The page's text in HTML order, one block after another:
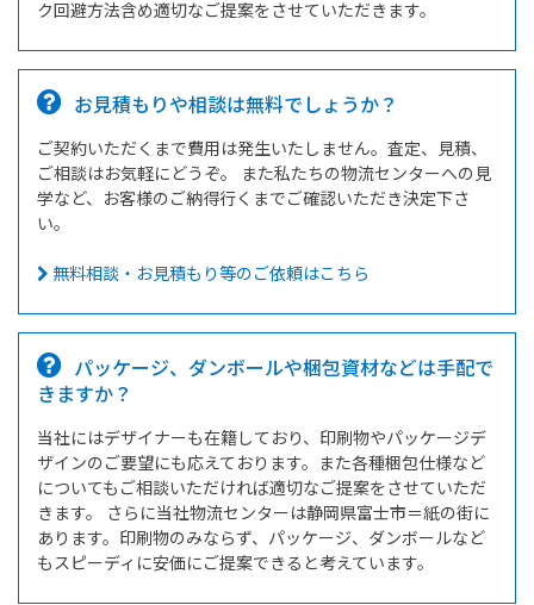
ク回避方法含め適切なご提案をさせていただきます。
お見積もりや相談は無料でしょうか？
ご契約いただくまで費用は発生いたしません。査定、見積、
ご相談はお気軽にどうぞ。 また私たちの物流センターへの見
学など、お客様のご納得行くまでご確認いただき決定下さ
い。
無料相談・お見積もり等のご依頼はこちら
パッケージ、ダンボールや梱包資材などは手配で
きますか？
当社にはデザイナーも在籍しており、印刷物やパッケージデ
ザインのご要望にも応えております。また各種梱包仕様など
についてもご相談いただければ適切なご提案をさせていただ
きます。 さらに当社物流センターは静岡県富士市＝紙の街に
あります。印刷物のみならず、パッケージ、ダンボールなど
もスピーディに安価にご提案できると考えています。